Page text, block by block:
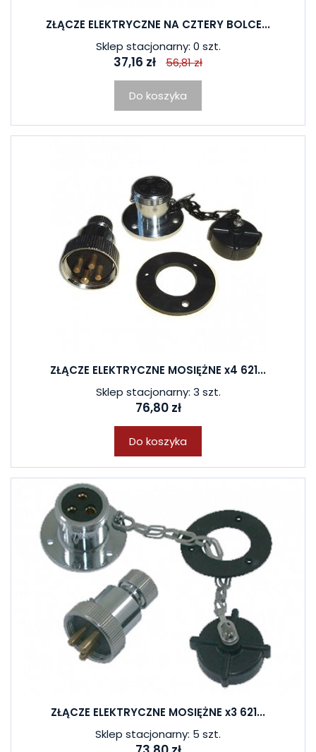
ZŁĄCZE ELEKTRYCZNE NA CZTERY BOLCE...
Sklep stacjonarny: 0 szt.
37,16 zł 56,81 zł
Do koszyka
ZŁĄCZE ELEKTRYCZNE MOSIĘŻNE x4 621...
Sklep stacjonarny: 3 szt.
76,80 zł
Do koszyka
ZŁĄCZE ELEKTRYCZNE MOSIĘŻNE x3 621...
Sklep stacjonarny: 5 szt.